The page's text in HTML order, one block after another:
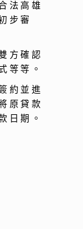
法高雄
步審
方確認
等等。
約並進
原貸款
日期。